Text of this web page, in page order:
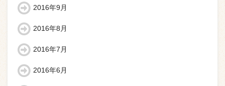
2016年9月
2016年8月
2016年7月
2016年6月